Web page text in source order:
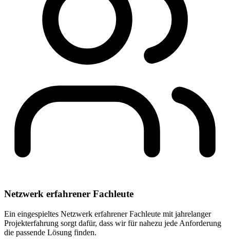
Netzwerk erfahrener Fachleute
Ein eingespieltes Netzwerk erfahrener Fachleute mit jahrelanger
Projekterfahrung sorgt dafür, dass wir für nahezu jede Anforderung
die passende Lösung finden.